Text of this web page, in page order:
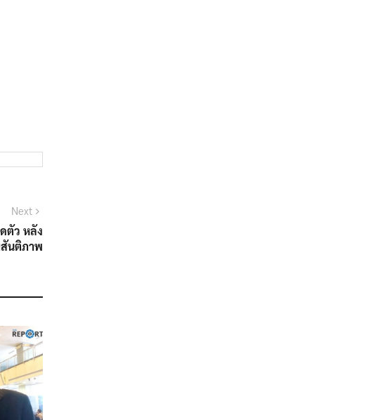
Next
ตัว หลัง
นติภาพ